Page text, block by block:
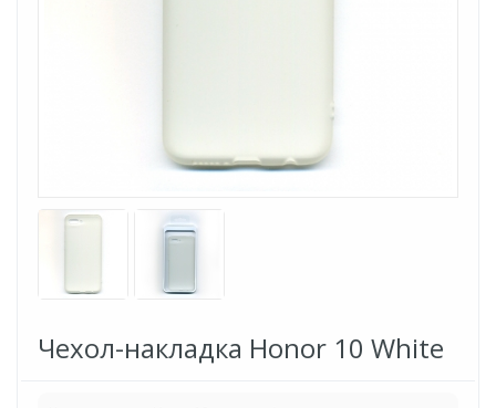
Чехол-накладка Honor 10 White